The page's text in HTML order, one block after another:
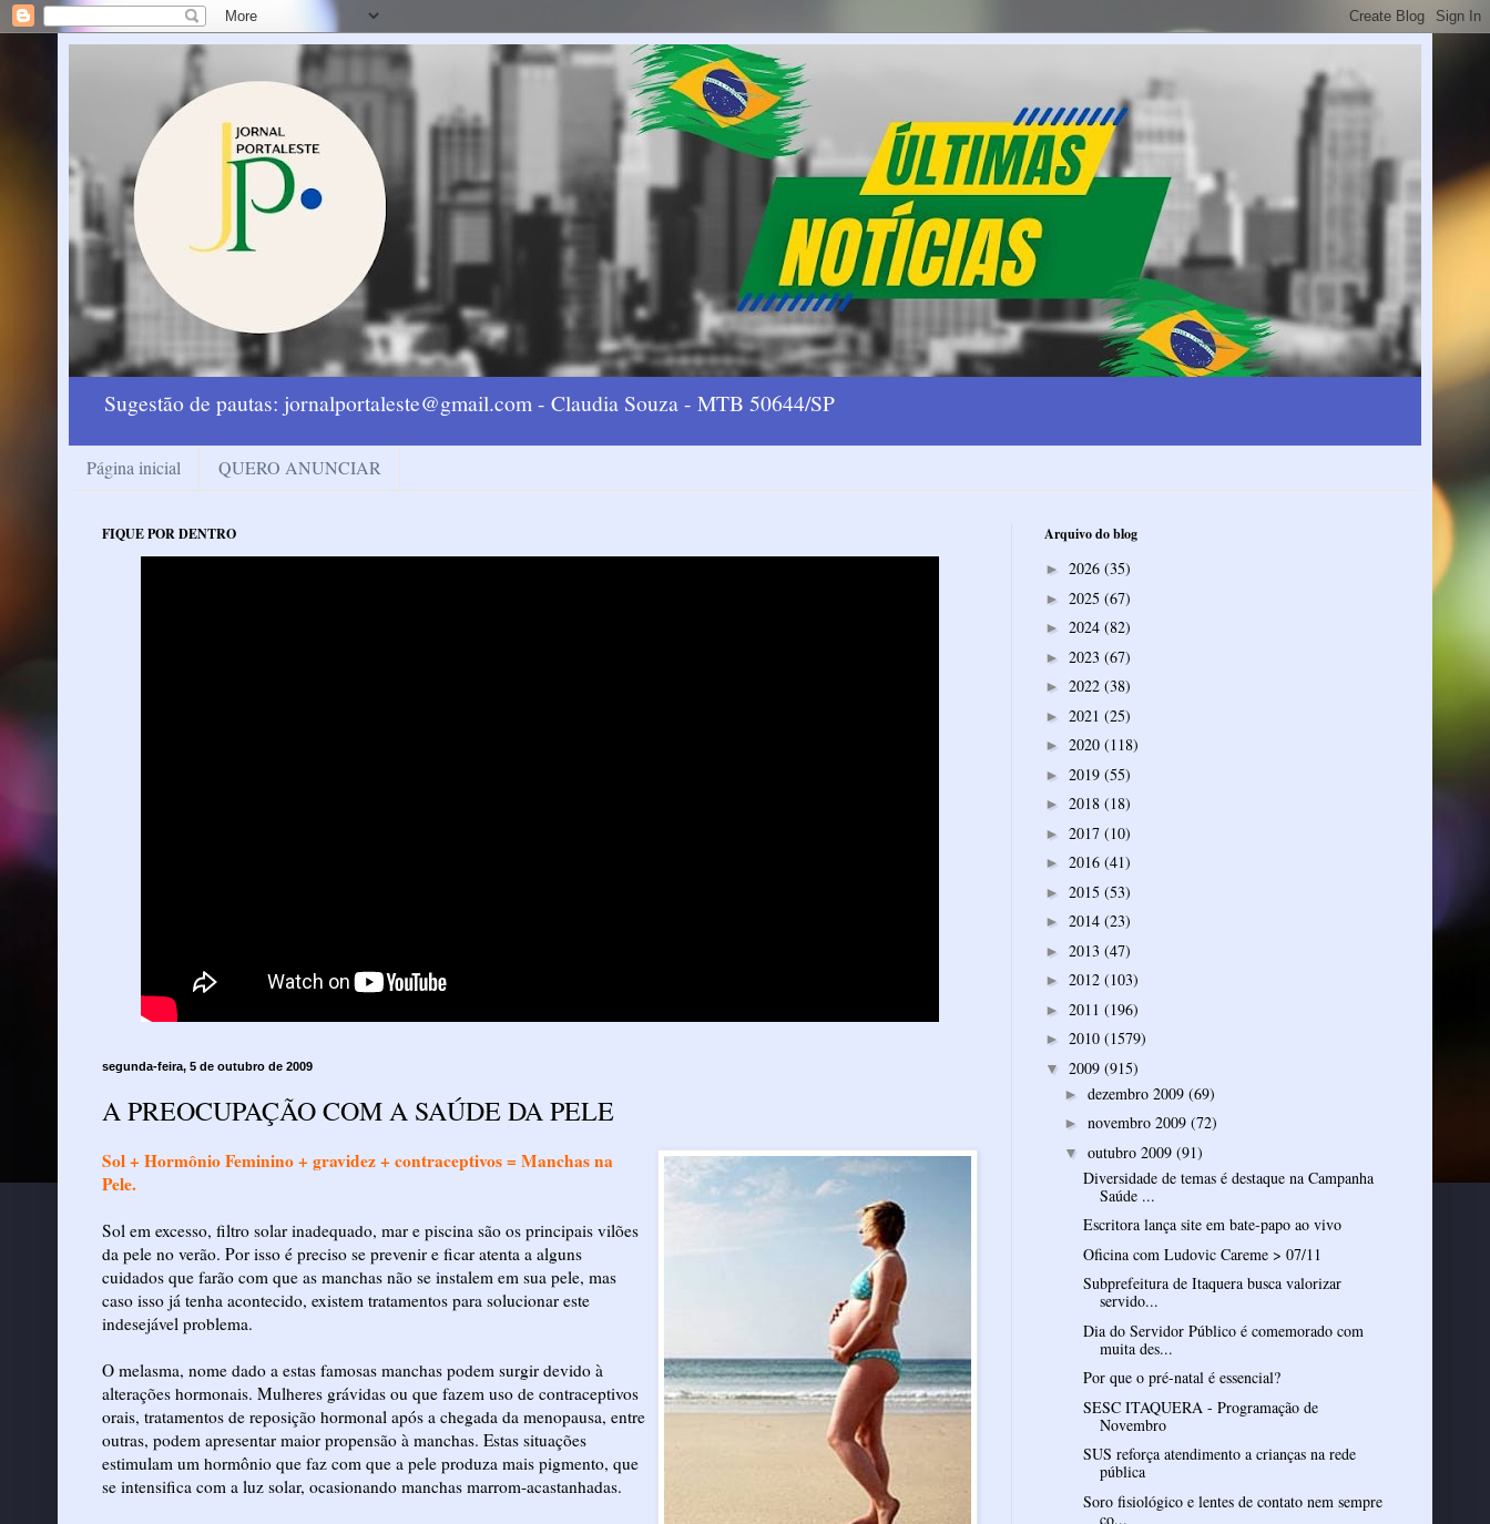
Sugestão de pautas: jornalportaleste@gmail.com - Claudia Souza - MTB 50644/SP
Página inicial QUERO ANUNCIAR
FIQUE POR DENTRO
segunda-feira, 5 de outubro de 2009
A PREOCUPAÇÃO COM A SAÚDE DA PELE
Sol + Hormônio Feminino + gravidez + contraceptivos = Manchas na
Pele.
Sol em excesso, filtro solar inadequado, mar e piscina são os principais vilões
da pele no verão. Por isso é preciso se prevenir e ficar atenta a alguns
cuidados que farão com que as manchas não se instalem em sua pele, mas
caso isso já tenha acontecido, existem tratamentos para solucionar este
indesejável problema.
O melasma, nome dado a estas famosas manchas podem surgir devido à
alterações hormonais. Mulheres grávidas ou que fazem uso de contraceptivos
orais, tratamentos de reposição hormonal após a chegada da menopausa, entre
outras, podem apresentar maior propensão à manchas. Estas situações
estimulam um hormônio que faz com que a pele produza mais pigmento, que
se intensifica com a luz solar, ocasionando manchas marrom-acastanhadas.
Arquivo do blog
► 2026 (35)
► 2025 (67)
► 2024 (82)
► 2023 (67)
► 2022 (38)
► 2021 (25)
► 2020 (118)
► 2019 (55)
► 2018 (18)
► 2017 (10)
► 2016 (41)
► 2015 (53)
► 2014 (23)
► 2013 (47)
► 2012 (103)
► 2011 (196)
► 2010 (1579)
▼ 2009 (915)
► dezembro 2009 (69)
► novembro 2009 (72)
▼ outubro 2009 (91)
Diversidade de temas é destaque na Campanha
Saúde ...
Escritora lança site em bate-papo ao vivo
Oficina com Ludovic Careme > 07/11
Subprefeitura de Itaquera busca valorizar
servido...
Dia do Servidor Público é comemorado com
muita des...
Por que o pré-natal é essencial?
SESC ITAQUERA - Programação de
Novembro
SUS reforça atendimento a crianças na rede
pública
Soro fisiológico e lentes de contato nem sempre
co...